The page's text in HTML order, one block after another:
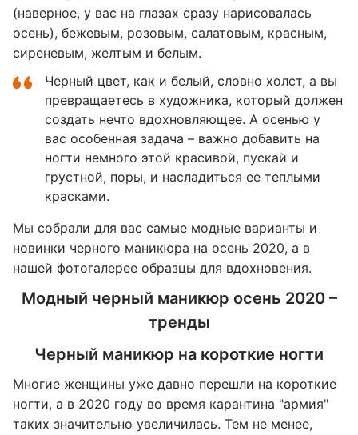
(наверное, у вас на глазах сразу нарисовалась
осень), бежевым, розовым, салатовым, красным,
сиреневым, желтым и белым.
Черный цвет, как и белый, словно холст, а вы
превращаетесь в художника, который должен
создать нечто вдохновляющее. А осенью у
вас особенная задача – важно добавить на
ногти немного этой красивой, пускай и
грустной, поры, и насладиться ее теплыми
красками.
Мы собрали для вас самые модные варианты и
новинки черного маникюра на осень 2020, а в
нашей фотогалерее образцы для вдохновения.
Модный черный маникюр осень 2020 –
тренды
Черный маникюр на короткие ногти
Многие женщины уже давно перешли на короткие
ногти, а в 2020 году во время карантина "армия"
таких значительно увеличилась. Тем не менее,